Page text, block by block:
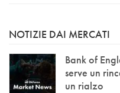
NOTIZIE DAI MERCATI
Bank of
serve un
un rialzo